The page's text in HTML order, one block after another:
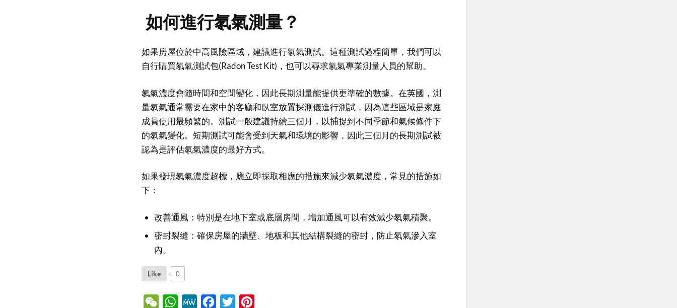
如何進行氡氣測量？
如果房屋位於中高風險區域，建議進行氡氣測試。這種測試過程簡單，我們可以
自行購買氡氣測試包(Radon Test Kit)，也可以尋求氡氣專業測量人員的幫助。
氡氣濃度會隨時間和空間變化，因此長期測量能提供更準確的數據。在英國，測
量氡氣通常需要在家中的客廳和臥室放置探測儀進行測試，因為這些區域是家庭
成員使用最頻繁的。測試一般建議持續三個月，以捕捉到不同季節和氣候條件下
的氡氣變化。短期測試可能會受到天氣和環境的影響，因此三個月的長期測試被
認為是評估氡氣濃度的最好方式。
如果發現氡氣濃度超標，應立即採取相應的措施來減少氡氣濃度，常見的措施如
下：
改善通風：特別是在地下室或底層房間，增加通風可以有效減少氡氣積聚。
密封裂縫：確保房屋的牆壁、地板和其他結構裂縫的密封，防止氡氣滲入室
內。
Like 0
WeChatWhatsApp
MeWe Facebook
Twitter